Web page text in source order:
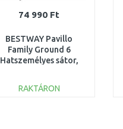
74 990 Ft
BESTWAY Pavillo
Family Ground 6
Hatszemélyes sátor,
68094
RAKTÁRON